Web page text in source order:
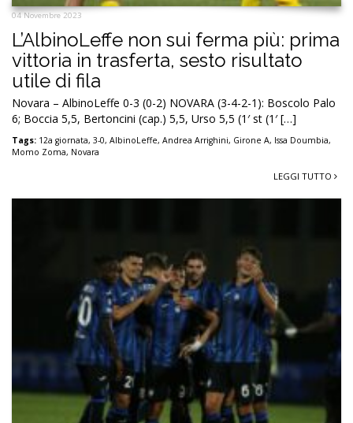
04 Novembre 2023
L’AlbinoLeffe non sui ferma più: prima
vittoria in trasferta, sesto risultato
utile di fila
Novara – AlbinoLeffe 0-3 (0-2) NOVARA (3-4-2-1): Boscolo Palo
6; Boccia 5,5, Bertoncini (cap.) 5,5, Urso 5,5 (1′ st (1′ […]
Tags: 12a giornata, 3-0, AlbinoLeffe, Andrea Arrighini, Girone A, Issa Doumbia,
Momo Zoma, Novara
LEGGI TUTTO